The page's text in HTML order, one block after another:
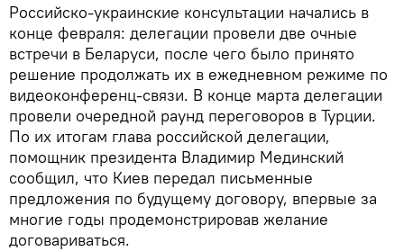
Российско-украинские консультации начались в
конце февраля: делегации провели две очные
встречи в Беларуси, после чего было принято
решение продолжать их в ежедневном режиме по
видеоконференц-связи. В конце марта делегации
провели очередной раунд переговоров в Турции.
По их итогам глава российской делегации,
помощник президента Владимир Мединский
сообщил, что Киев передал письменные
предложения по будущему договору, впервые за
многие годы продемонстрировав желание
договариваться.